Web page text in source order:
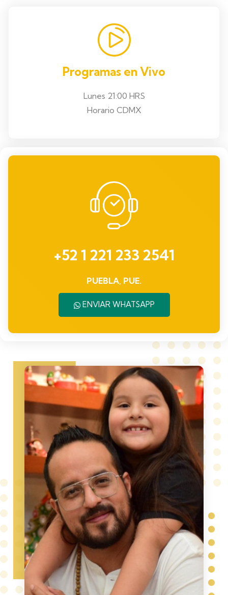
Programas en Vivo
Lunes 21:00 HRS
Horario CDMX
+52 1 221 233 2541
PUEBLA, PUE.
ENVIAR WHATSAPP